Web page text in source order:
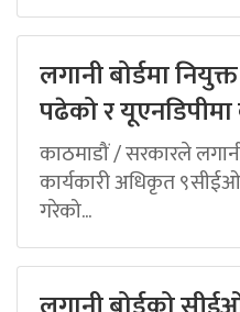
लगानी बोर्डमा
पढेको र
काठमाडौं / सरकारले
कार्यकारी अधिकृत
गरेको...